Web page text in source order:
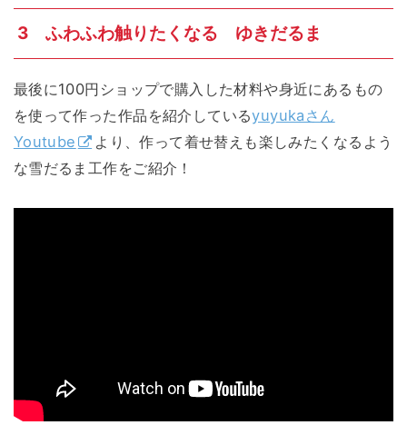
3 ふわふわ触りたくなる ゆきだるま
最後に100円ショップで購入した材料や身近にあるもの
を使って作った作品を紹介しているyuyukaさん
Youtube
より、作って着せ替えも楽しみたくなるよう
な雪だるま工作をご紹介！